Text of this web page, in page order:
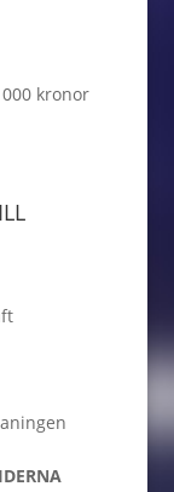
kronor